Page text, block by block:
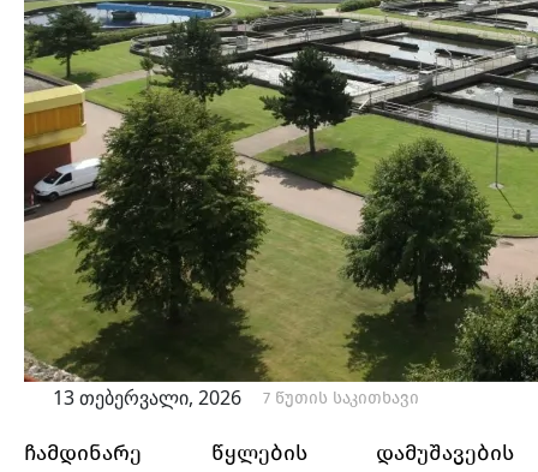
13 თებერვალი, 2026 7 წუთის საკითხავი
ჩამდინარე წყლების დამუშავების